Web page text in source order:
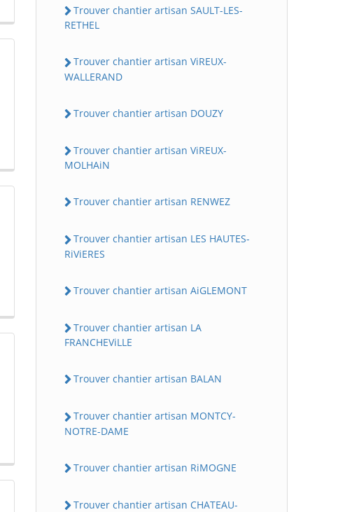
Trouver chantier artisan SAULT-LES-
RETHEL
Trouver chantier artisan ViREUX-
WALLERAND
Trouver chantier artisan DOUZY
Trouver chantier artisan ViREUX-
MOLHAiN
Trouver chantier artisan RENWEZ
Trouver chantier artisan LES HAUTES-
RiViERES
Trouver chantier artisan AiGLEMONT
Trouver chantier artisan LA
FRANCHEViLLE
Trouver chantier artisan BALAN
Trouver chantier artisan MONTCY-
NOTRE-DAME
Trouver chantier artisan RiMOGNE
Trouver chantier artisan CHATEAU-